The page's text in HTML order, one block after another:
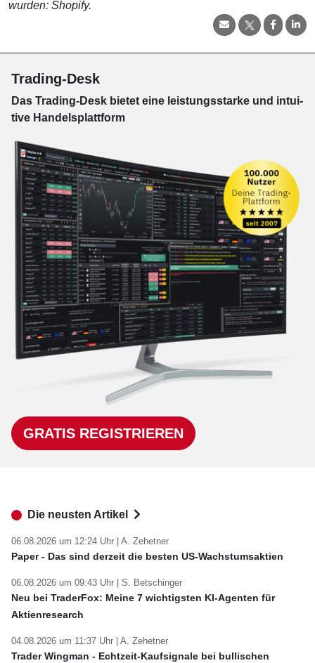
wurden: Shopify.
Trading-Desk
Das Trading-Desk bie­tet eine leis­tungs­star­ke und in­tui­
tive Han­dels­platt­form
GRATIS REGISTRIEREN
Die neusten Artikel
06.08.2026 um 12:24 Uhr | A. Zehetner
Paper - Das sind derzeit die besten US-Wachstumsaktien
06.08.2026 um 09:43 Uhr | S. Betschinger
Neu bei TraderFox: Meine 7 wichtigsten KI-Agenten für
Aktienresearch
04.08.2026 um 11:37 Uhr | A. Zehetner
Trader Wingman - Echtzeit-Kaufsignale bei bullischen